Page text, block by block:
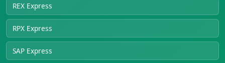
REX Express
RPX Express
SAP Express